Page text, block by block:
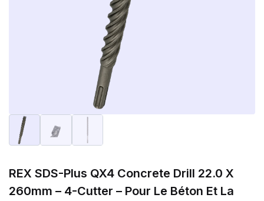
REX SDS-Plus QX4 Concrete Drill 22.0 X
260mm – 4-Cutter – Pour Le Béton Et La